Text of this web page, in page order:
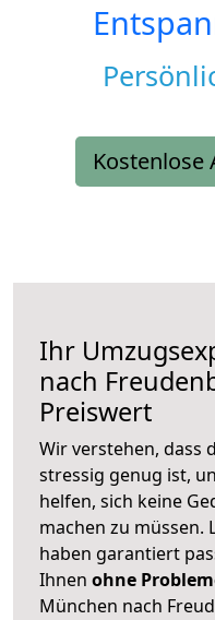
Kostenlose
Ihr
nach
Preiswert
Wir verstehen, dass
stressig genug ist,
helfen, sich keine
machen zu müssen.
haben garantiert
Ihnen ohne
München nach